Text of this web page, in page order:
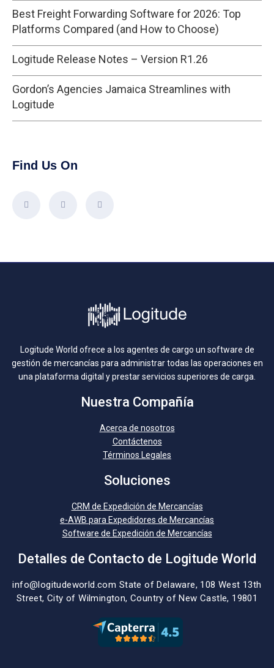
Best Freight Forwarding Software for 2026: Top
Platforms Compared (and How to Choose)
Logitude Release Notes – Version R1.26
Gordon’s Agencies Jamaica Streamlines with
Logitude
Find Us On
Logitude World ofrece a los agentes de cargo un software de
gestión de mercancías para administrar todas las operaciones en
una plataforma digital y prestar servicios superiores de carga.
Nuestra Compañía
Acerca de nosotros
Contáctenos
Términos Legales
Soluciones
CRM de Expedición de Mercancías
e-AWB para Expedidores de Mercancías
Software de Expedición de Mercancías
Detalles de Contacto de Logitude World
info@logitudeworld.com State of Delaware, 108 West 13th
Street, City of Wilmington, Country of New Castle, 19801